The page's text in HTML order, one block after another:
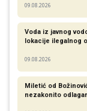
09.08.2026
Voda iz javnog
lokacije ilegalnog
09.08.2026
Miletić od
nezakonito